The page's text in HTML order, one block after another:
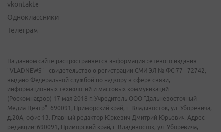
vkontakte
Одноклассники
Телеграм
На данном сайте распространяется информация сетевого издания
"VLADNEWS" - свидетельство о регистрации СМИ ЭЛ № ФС 77 - 72742,
выдано Федеральной службой по надзору в сфере связи,
информационных технологий и массовых коммуникаций
(Роскомнадзор) 17 мая 2018 г. Учредитель ООО "Дальневосточный
Медиа Центр". 690091, Приморский край, г. Владивосток, ул. Уборевича,
д.20А, офис 13. Главный редактор Юркевич Дмитрий Юрьевич. Адрес
редакции: 690091, Приморский край, г. Владивосток, ул. Уборевича,